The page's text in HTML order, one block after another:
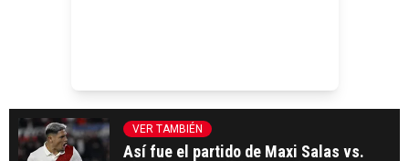
VER TAMBIÉN
Así fue el partido de Maxi Salas vs.